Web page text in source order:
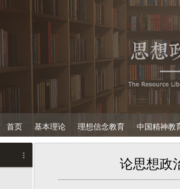
首页 基本理论 理想信念教育 中国精神教
论思想政